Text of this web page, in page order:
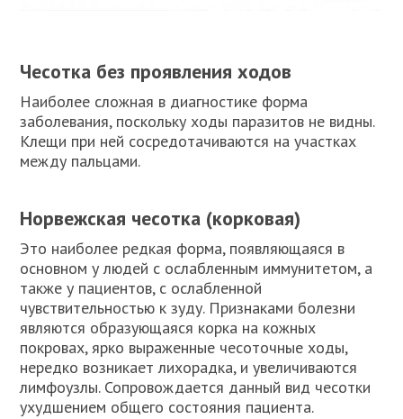
Чесотка без проявления ходов
Наиболее сложная в диагностике форма
заболевания, поскольку ходы паразитов не видны.
Клещи при ней сосредотачиваются на участках
между пальцами.
Норвежская чесотка (корковая)
Это наиболее редкая форма, появляющаяся в
основном у людей с ослабленным иммунитетом, а
также у пациентов, с ослабленной
чувствительностью к зуду. Признаками болезни
являются образующаяся корка на кожных
покровах, ярко выраженные чесоточные ходы,
нередко возникает лихорадка, и увеличиваются
лимфоузлы. Сопровождается данный вид чесотки
ухудшением общего состояния пациента.